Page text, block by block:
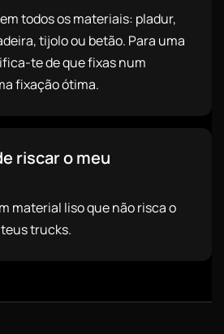
todos os materiais: pladur,
tijolo ou betão. Para uma
te de que fixas num
fixação ótima.
riscar o meu
material liso que não risca o
trucks.